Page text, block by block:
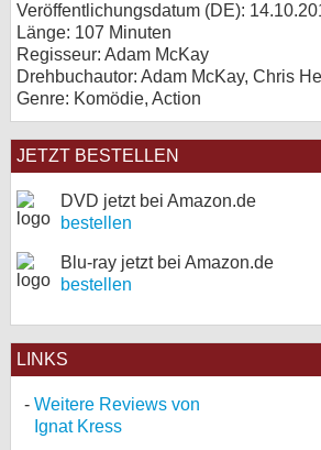
Veröffentlichungsdatum (DE):
Länge: 107 Minuten
Regisseur: Adam McKay
Drehbuchautor: Adam McKay, Chris
Genre: Komödie, Action
JETZT BESTELLEN
DVD jetzt bei Amazon.de
bestellen
Blu-ray jetzt bei Amazon.de
bestellen
LINKS
Weitere Reviews von
Ignat Kress